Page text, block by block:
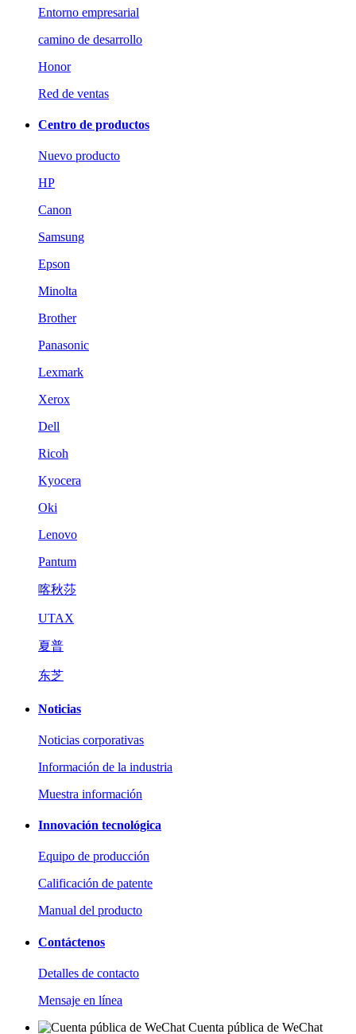
Entorno empresarial
camino de desarrollo
Honor
Red de ventas
Centro de productos
Nuevo producto
HP
Canon
Samsung
Epson
Minolta
Brother
Panasonic
Lexmark
Xerox
Dell
Ricoh
Kyocera
Oki
Lenovo
Pantum
喀秋莎
UTAX
夏普
东芝
Noticias
Noticias corporativas
Información de la industria
Muestra información
Innovación tecnológica
Equipo de producción
Calificación de patente
Manual del producto
Contáctenos
Detalles de contacto
Mensaje en línea
Cuenta pública de WeChat